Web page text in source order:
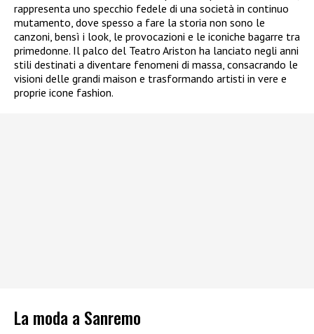
rappresenta uno specchio fedele di una società in continuo
mutamento, dove spesso a fare la storia non sono le
canzoni, bensì i look, le provocazioni e le iconiche bagarre tra
primedonne. Il palco del Teatro Ariston ha lanciato negli anni
stili destinati a diventare fenomeni di massa, consacrando le
visioni delle grandi maison e trasformando artisti in vere e
proprie icone fashion.
La moda a Sanremo